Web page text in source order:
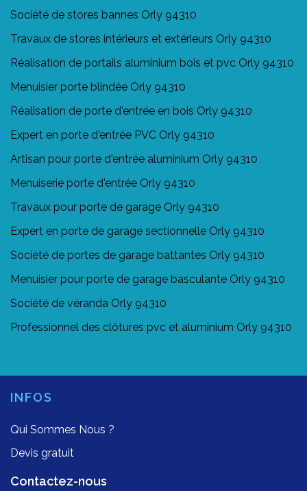
Société de stores bannes Orly 94310
Travaux de stores intérieurs et extérieurs Orly 94310
Réalisation de portails aluminium bois et pvc Orly 94310
Menuisier porte blindée Orly 94310
Réalisation de porte d'entrée en bois Orly 94310
Expert en porte d'entrée PVC Orly 94310
Artisan pour porte d'entrée aluminium Orly 94310
Menuiserie porte d'entrée Orly 94310
Travaux pour porte de garage Orly 94310
Expert en porte de garage sectionnelle Orly 94310
Société de portes de garage battantes Orly 94310
Menuisier pour porte de garage basculante Orly 94310
Société de véranda Orly 94310
Professionnel des clôtures pvc et aluminium Orly 94310
INFOS
Qui Sommes Nous ?
Devis gratuit
Contactez-nous